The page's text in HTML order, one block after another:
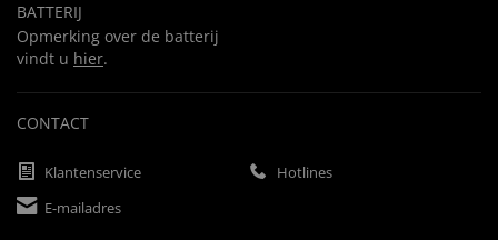
BATTERIJ
Opmerking over de batterij
vindt u hier.
CONTACT
Klantenservice
Hotlines
E-mailadres